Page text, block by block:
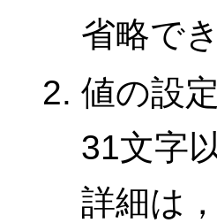
省略で
値の設
31文字
詳細は